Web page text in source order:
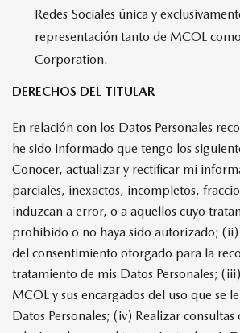
Redes Sociales única y
representación tanto de MCOL
Corporation.
DERECHOS DEL TITULAR
En relación con los Datos Personales
he sido informado que tengo los
Conocer, actualizar y rectificar mi
parciales, inexactos, incompletos,
induzcan a error, o a aquellos cuyo
prohibido o no haya sido autorizado;
del consentimiento otorgado para la
tratamiento de mis Datos Personales;
MCOL y sus encargados del uso que se
Datos Personales; (iv) Realizar consultas